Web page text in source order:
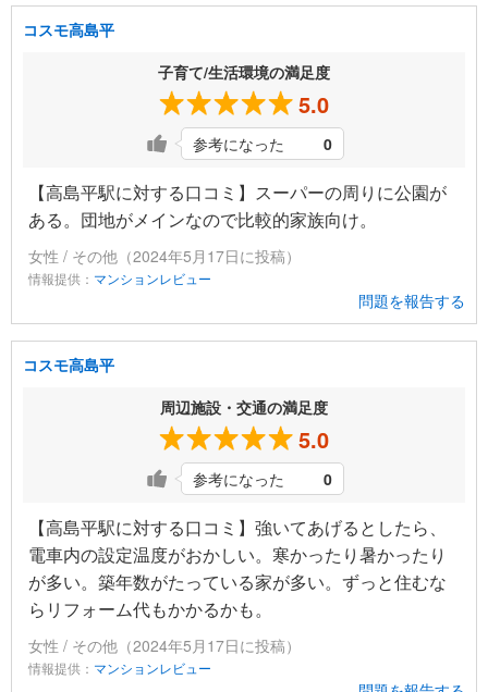
コスモ高島平
子育て/生活環境の満足度
5.0
参考になった 0
【高島平駅に対する口コミ】スーパーの周りに公園が
ある。団地がメインなので比較的家族向け。
女性 / その他（2024年5月17日に投稿）
情報提供： マンションレビュー
問題を報告する
コスモ高島平
周辺施設・交通の満足度
5.0
参考になった 0
【高島平駅に対する口コミ】強いてあげるとしたら、
電車内の設定温度がおかしい。寒かったり暑かったり
が多い。築年数がたっている家が多い。ずっと住むな
らリフォーム代もかかるかも。
女性 / その他（2024年5月17日に投稿）
情報提供： マンションレビュー